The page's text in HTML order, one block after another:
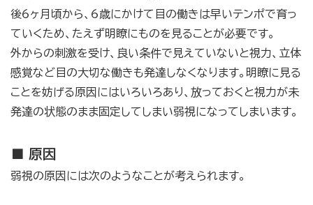
後6ヶ月頃から、6歳にかけて目の働きは早いテンポで育っ
ていくため、たえず明瞭にものを見ることが必要です。
外からの刺激を受け、良い条件で見えていないと視力、立体
感覚など目の大切な働きも発達しなくなります。明瞭に見る
ことを妨げる原因にはいろいろあり、放っておくと視力が未
発達の状態のまま固定してしまい弱視になってしまいます。
■ 原因
弱視の原因には次のようなことが考えられます。